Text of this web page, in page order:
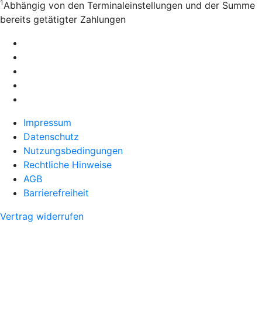
1Abhängig von den Terminaleinstellungen und der Summe
bereits getätigter Zahlungen
Impressum
Datenschutz
Nutzungsbedingungen
Rechtliche Hinweise
AGB
Barrierefreiheit
Vertrag widerrufen